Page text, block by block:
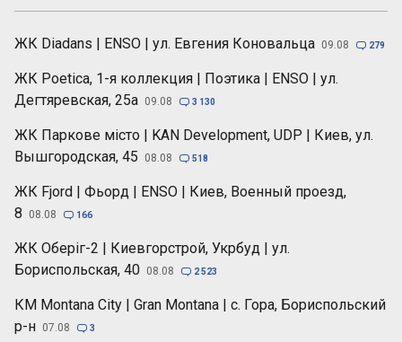
ЖК Diadans | ENSO | ул. Евгения Коновальца 09.08  279
ЖК Poetica, 1-я коллекция | Поэтика | ENSO | ул.
Дегтяревская, 25а 09.08  3 130
ЖК Паркове місто | KAN Development, UDP | Киев, ул.
Вышгородская, 45
08.08  518
ЖК Fjord | Фьорд | ENSO | Киев, Военный проезд,
8
08.08  166
ЖК Оберіг-2 | Киевгорстрой, Укрбуд | ул.
Бориспольская, 40 08.08  2 523
КМ Montana City | Gran Montana | с. Гора, Бориспольский
р-н 07.08  3